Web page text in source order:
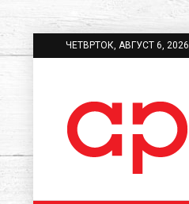
ЧЕТВРТОК, АВГУСТ 6, 2026